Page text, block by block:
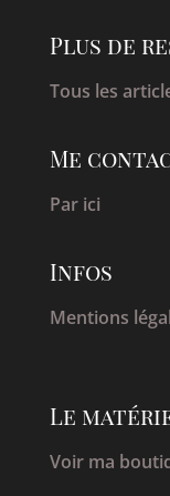
Plus de
Tous les
Me
Par ici
Infos
Mentions
Le
Voir ma